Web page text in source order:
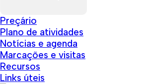
Preçário
Plano de atividades
Notícias e agenda
Marcações e visitas
Recursos
Links úteis